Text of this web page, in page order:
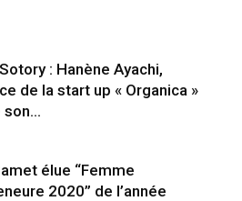
: Hanène Ayachi,
de la start up « Organica »
élue “Femme
2020” de l’année